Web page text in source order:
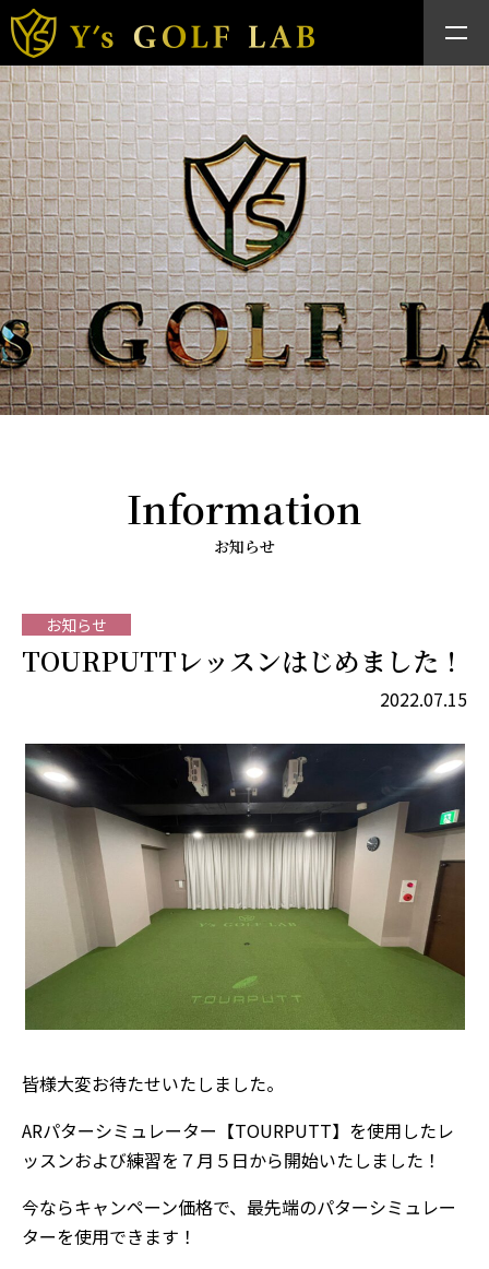
Information
お知らせ
お知らせ
TOURPUTTレッスンはじめました！
2022.07.15
皆様大変お待たせいたしました。
ARパターシミュレーター【TOURPUTT】を使用したレ
ッスンおよび練習を７月５日から開始いたしました！
今ならキャンペーン価格で、最先端のパターシミュレー
ターを使用できます！